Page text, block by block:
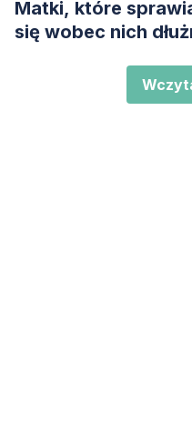
Matki, które
się wobec nich